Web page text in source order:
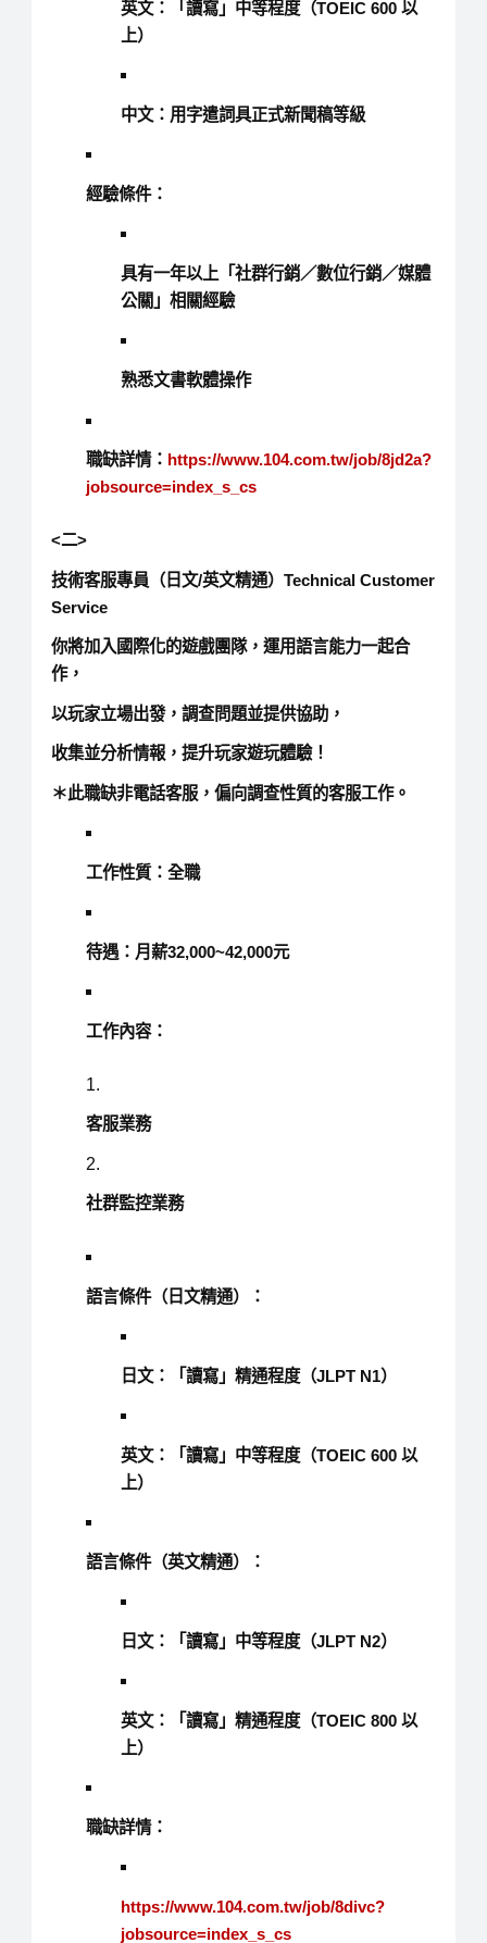
英文：「讀寫」中等程度（TOEIC 600 以
上）
中文：用字遣詞具正式新聞稿等級
經驗條件：
具有一年以上「社群行銷／數位行銷／媒體
公關」相關經驗
熟悉文書軟體操作
職缺詳情： https://www.104.com.tw/job/8jd2a?
jobsource=index_s_cs
<二>
技術客服專員（日文/英文精通）Technical Customer
Service
你將加入國際化的遊戲團隊，運用語言能力一起合
作，
以玩家立場出發，調查問題並提供協助，
收集並分析情報，提升玩家遊玩體驗！
＊此職缺非電話客服，偏向調查性質的客服工作。
工作性質：全職
待遇：月薪32,000~42,000元
工作內容：
客服業務
社群監控業務
語言條件（日文精通）：
日文：「讀寫」精通程度（JLPT N1）
英文：「讀寫」中等程度（TOEIC 600 以
上）
語言條件（英文精通）：
日文：「讀寫」中等程度（JLPT N2）
英文：「讀寫」精通程度（TOEIC 800 以
上）
職缺詳情：
https://www.104.com.tw/job/8divc?
jobsource=index_s_cs